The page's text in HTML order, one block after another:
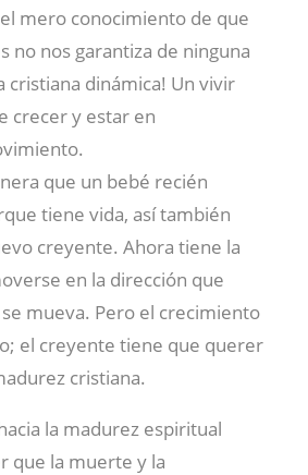
mero conocimiento de que
no nos garantiza de ninguna
cristiana dinámica! Un vivir
crecer y estar en
que un bebé recién
tiene vida, así también
creyente. Ahora tiene la
en la dirección que
mueva. Pero el crecimiento
el creyente tiene que querer
cristiana.
la madurez espiritual
que la muerte y la